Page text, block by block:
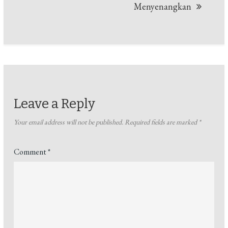
Menyenangkan
Leave a Reply
Your email address will not be published. Required fields are marked*
Comment*